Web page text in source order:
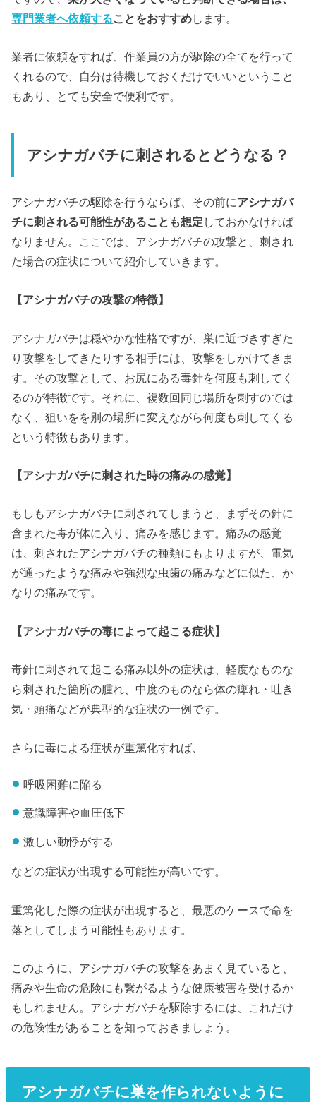
専門業者へ依頼することをおすすめします。
業者に依頼をすれば、作業員の方が駆除の全てを行って
くれるので、自分は待機しておくだけでいいということ
もあり、とても安全で便利です。
アシナガバチに刺されるとどうなる？
アシナガバチの駆除を行うならば、その前にアシナガバ
チに刺される可能性があることも想定 しておかなければ
なりません。ここでは、アシナガバチの攻撃と、刺され
た場合の症状について紹介していきます。
【アシナガバチの攻撃の特徴】
アシナガバチは穏やかな性格ですが、巣に近づきすぎた
り攻撃をしてきたりする相手には、攻撃をしかけてきま
す。その攻撃として、お尻にある毒針を何度も刺してく
るのが特徴です。それに、複数回同じ場所を刺すのでは
なく、狙いをを別の場所に変えながら何度も刺してくる
という特徴もあります。
【アシナガバチに刺された時の痛みの感覚】
もしもアシナガバチに刺されてしまうと、まずその針に
含まれた毒が体に入り、痛みを感じます。痛みの感覚
は、刺されたアシナガバチの種類にもよりますが、電気
が通ったような痛みや強烈な虫歯の痛みなどに似た、か
なりの痛みです。
【アシナガバチの毒によって起こる症状】
毒針に刺されて起こる痛み以外の症状は、軽度なものな
ら刺された箇所の腫れ、中度のものなら体の痺れ・吐き
気・頭痛などが典型的な症状の一例です。
さらに毒による症状が重篤化すれば、
呼吸困難に陥る
意識障害や血圧低下
激しい動悸がする
などの症状が出現する可能性が高いです。
重篤化した際の症状が出現すると、最悪のケースで命を
落としてしまう可能性もあります。
このように、アシナガバチの攻撃をあまく見ていると、
痛みや生命の危険にも繋がるような健康被害を受けるか
もしれません。アシナガバチを駆除するには、これだけ
の危険性があることを知っておきましょう。
アシナガバチに巣を作られないように